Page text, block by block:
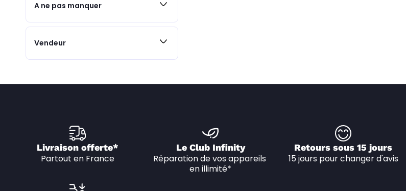
A ne pas manquer
Vendeur
Livraison offerte*
Partout en France
Le Club Infinity
Réparation de vos appareils
en illimité*
Retours sous 15 jours
15 jours pour changer d'avis